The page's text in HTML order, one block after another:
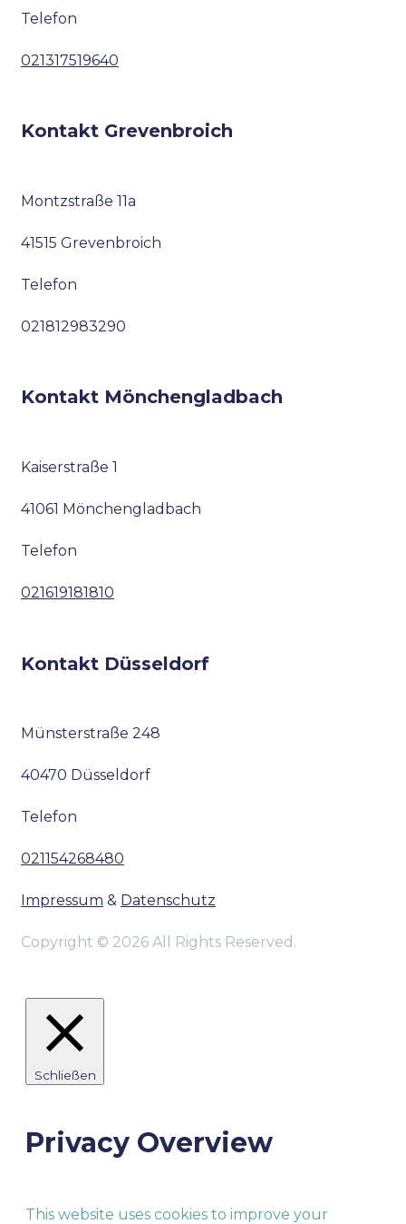
Telefon
021317519640
Kontakt Grevenbroich
Montzstraße 11a
41515 Grevenbroich
Telefon
021812983290
Kontakt Mönchengladbach
Kaiserstraße 1
41061 Mönchengladbach
Telefon
021619181810
Kontakt Düsseldorf
Münsterstraße 248
40470 Düsseldorf
Telefon
021154268480
Impressum & Datenschutz
Copyright © 2026 All Rights Reserved.
Schließen
Privacy Overview
This website uses cookies to improve your